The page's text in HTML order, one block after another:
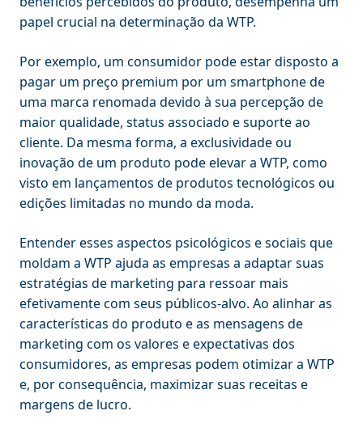
papel crucial na determinação da WTP.
Por exemplo, um consumidor pode estar disposto a
pagar um preço premium por um smartphone de
uma marca renomada devido à sua percepção de
maior qualidade, status associado e suporte ao
cliente. Da mesma forma, a exclusividade ou
inovação de um produto pode elevar a WTP, como
visto em lançamentos de produtos tecnológicos ou
edições limitadas no mundo da moda.
Entender esses aspectos psicológicos e sociais que
moldam a WTP ajuda as empresas a adaptar suas
estratégias de marketing para ressoar mais
efetivamente com seus públicos-alvo. Ao alinhar as
características do produto e as mensagens de
marketing com os valores e expectativas dos
consumidores, as empresas podem otimizar a WTP
e, por consequência, maximizar suas receitas e
margens de lucro.